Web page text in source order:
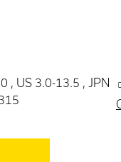
, US 3.0-13.5 , JPN